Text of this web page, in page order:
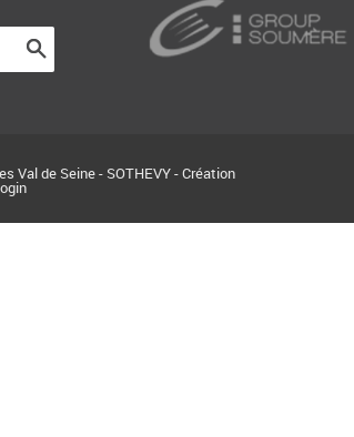
Val de Seine - SOTHEVY - Création